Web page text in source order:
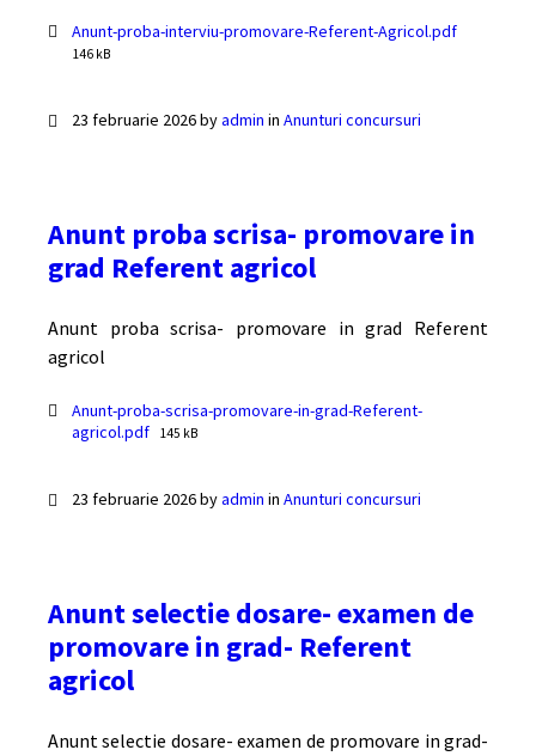
Documente
Anunt-proba-interviu-promovare-Referent-Agricol.pdf
146 kB
23 februarie 2026byadmin in Anunturi concursuri
Anunt proba scrisa- promovare in
grad Referent agricol
Anunt proba scrisa- promovare in grad Referent
agricol
Documente
Anunt-proba-scrisa-promovare-in-grad-Referent-
agricol.pdf File
145 kB
23 februarie 2026byadmin in Anunturi concursuri
Anunt selectie dosare- examen de
promovare in grad- Referent
agricol
Anunt selectie dosare- examen de promovare in grad-